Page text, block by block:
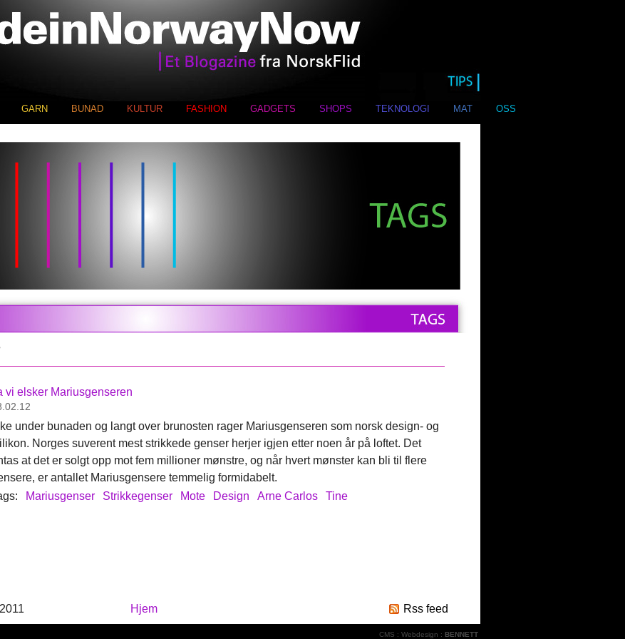
GARN BUNAD KULTUR FASHION GADGETS SHOPS TEKNOLOGI MAT OSS
vi elsker Mariusgenseren
under bunaden og langt over brunosten rager Mariusgenseren som norsk design- og
Norges suverent mest strikkede genser herjer igjen etter noen år på loftet. Det
at det er solgt opp mot fem millioner mønstre, og når hvert mønster kan bli til flere
er antallet Mariusgensere temmelig formidabelt.
Mariusgenser Strikkegenser Mote Design Arne Carlos Tine
Hjem Rss feed
CMS : Webdesign : BENNETT